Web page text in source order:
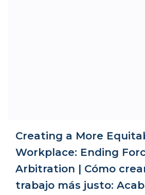
Creating a More
Workplace: Ending
Arbitration | Cómo
trabajo más justo: